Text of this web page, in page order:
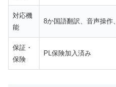
対応機
能
8か国語翻訳、音声操作
保証・
保険
PL保険加入済み